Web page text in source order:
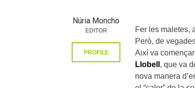
Fer les maletes,
Però, de
Així va
Llobell , que va
nova manera
Núria Moncho
EDITOR
PROFILE